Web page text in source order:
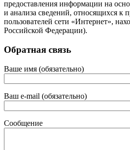
предоставления информации на
и анализа сведений, относящихся к
пользователей сети «Интернет»,
Российской Федерации).
Обратная связь
Ваше имя (обязательно)
Ваш e-mail (обязательно)
Сообщение